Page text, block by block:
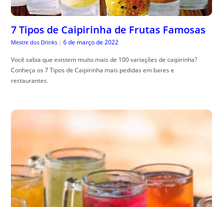
7 Tipos de Caipirinha de Frutas Famosas
Mestre dos Drinks | 6 de março de 2022
Você sabia que existem muito mais de 100 variações de caipirinha?
Conheça os 7 Tipos de Caipirinha mais pedidas em bares e
restaurantes.